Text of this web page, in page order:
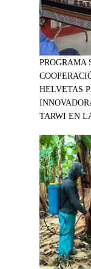
PROGRAMA
HELVETAS
TARWI EN